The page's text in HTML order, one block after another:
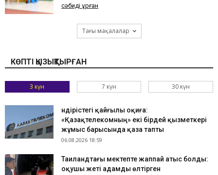
сәбиді ұрған
Тағы мақалалар
КӨПТІ ҚЫЗЫҚТЫРҒАН
3 күн 7 күн 30 күн
Өндірістегі қайғылы оқиға:
«Қазақтелекомның» екі бірдей қызметкері
жұмыс барысында қаза тапты
06.08.2026 18:59
Таиландтағы мектепте жаппай атыс болды:
оқушы жеті адамды өлтірген